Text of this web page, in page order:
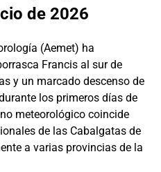
de 2026
(Aemet) ha
Francis al sur de
y un marcado descenso de
los primeros días de
meteorológico coincide
de las Cabalgatas de
a varias provincias de la